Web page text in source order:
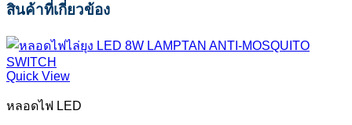
สินค้าที่เกี่ยวข้อง
Quick View
หลอดไฟ LED